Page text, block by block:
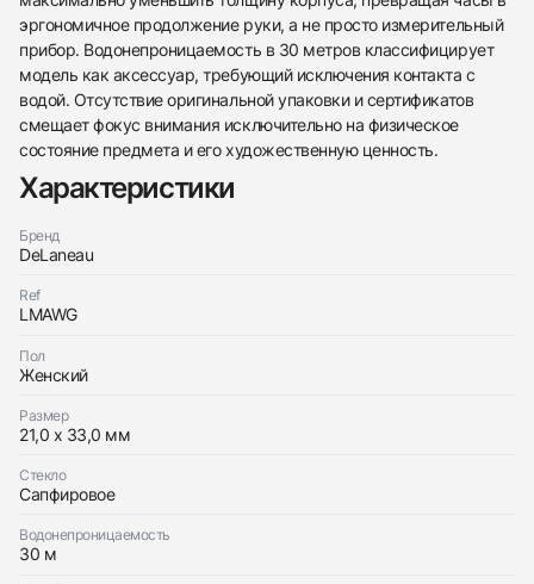
эргономичное продолжение руки, а не просто измерительный
прибор. Водонепроницаемость в 30 метров классифицирует
модель как аксессуар, требующий исключения контакта с
водой. Отсутствие оригинальной упаковки и сертификатов
смещает фокус внимания исключительно на физическое
состояние предмета и его художественную ценность.
Характеристики
Бренд
DeLaneau
Ref
LMAWG
Пол
Женский
Размер
21,0 x 33,0 мм
Стекло
Сапфировое
Водонепроницаемость
30 м
Заказать эти часы
Оставьте ваши контактные данные и мы свяжемся
DeLaneau
Трейд-ин часов
Оставьте ваши контактные данные и мы свяжемся
с вами
DeLaneau
Хорошее
$51,500